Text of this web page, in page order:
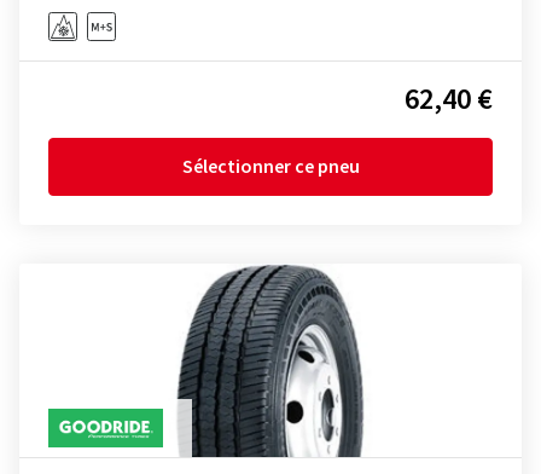
62,40 €
Sélectionner ce pneu